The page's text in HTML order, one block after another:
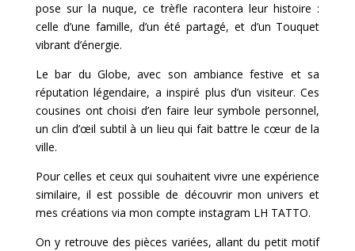
pose sur la nuque, ce trèfle racontera leur histoire :
celle d’une famille, d’un été partagé, et d’un Touquet
vibrant d’énergie.
Le bar du Globe, avec son ambiance festive et sa
réputation légendaire, a inspiré plus d’un visiteur. Ces
cousines ont choisi d’en faire leur symbole personnel,
un clin d’œil subtil à un lieu qui fait battre le cœur de la
ville.
Pour celles et ceux qui souhaitent vivre une expérience
similaire, il est possible de découvrir mon univers et
mes créations via mon compte instagram LH TATTO.
On y retrouve des pièces variées, allant du petit motif